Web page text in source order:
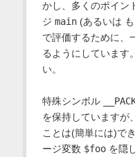
かし、多くのポイン
ジ main(あるいは も
で評価するために、
るようにしています
い。
特殊シンボル
を保持していますが
ことは(簡単には)で
ージ変数 $fooを隠